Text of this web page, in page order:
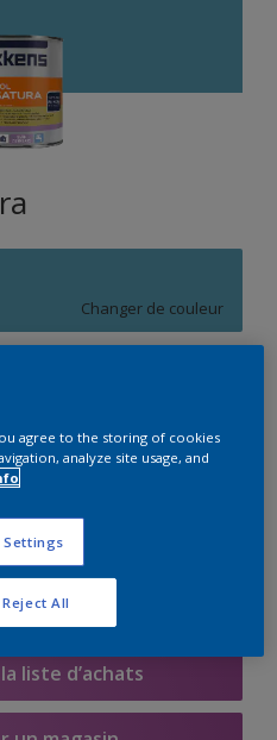
Changer de couleur
de peinture
Calculer
liste d’achats
agree to the storing of cookies
analyze site usage, and
Settings
Reject All